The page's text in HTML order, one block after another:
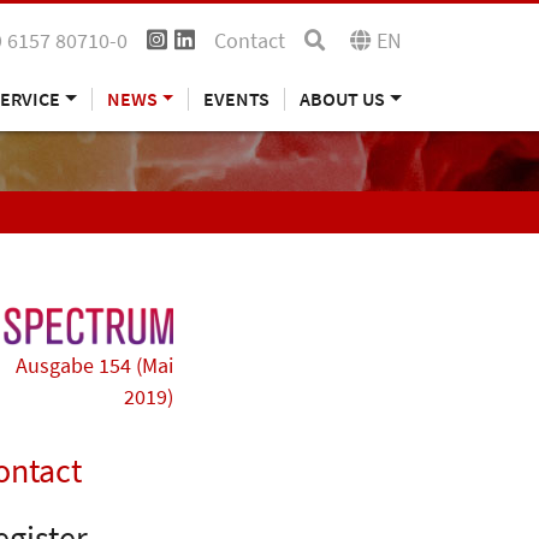
6157 80710-0 Contact EN
NEWS EVENTS ABOUT US
Ausgabe 154 (Mai
2019)